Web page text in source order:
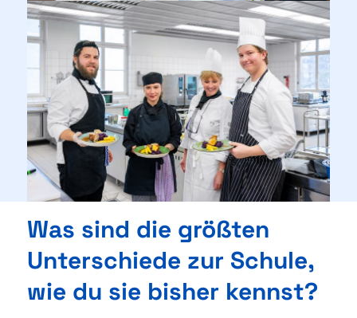
Was sind die größten
Unterschiede zur Schule,
wie du sie bisher kennst?